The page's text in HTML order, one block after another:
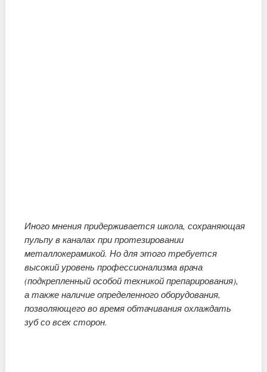
Иного мнения придерживается школа, сохраняющая
пульпу в каналах при протезировании
металлокерамикой. Но для этого требуется
высокий уровень профессионализма врача
(подкрепленный особой техникой препарирования),
а также наличие определенного оборудования,
позволяющего во время обтачивания охлаждать
зуб со всех сторон.